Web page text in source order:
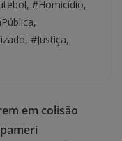
#Homicídio,
#Justiça,
em colisão